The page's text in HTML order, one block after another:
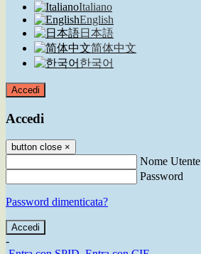
Italiano
English
日本語
简体中文
한국어
Accedi
Accedi
button close ×
Nome Utente
Password
Password dimenticata?
-